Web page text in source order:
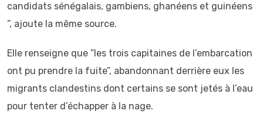
candidats sénégalais, gambiens, ghanéens et guinéens
”, ajoute la même source.
Elle renseigne que ”les trois capitaines de l’embarcation
ont pu prendre la fuite”, abandonnant derrière eux les
migrants clandestins dont certains se sont jetés à l’eau
pour tenter d’échapper à la nage.